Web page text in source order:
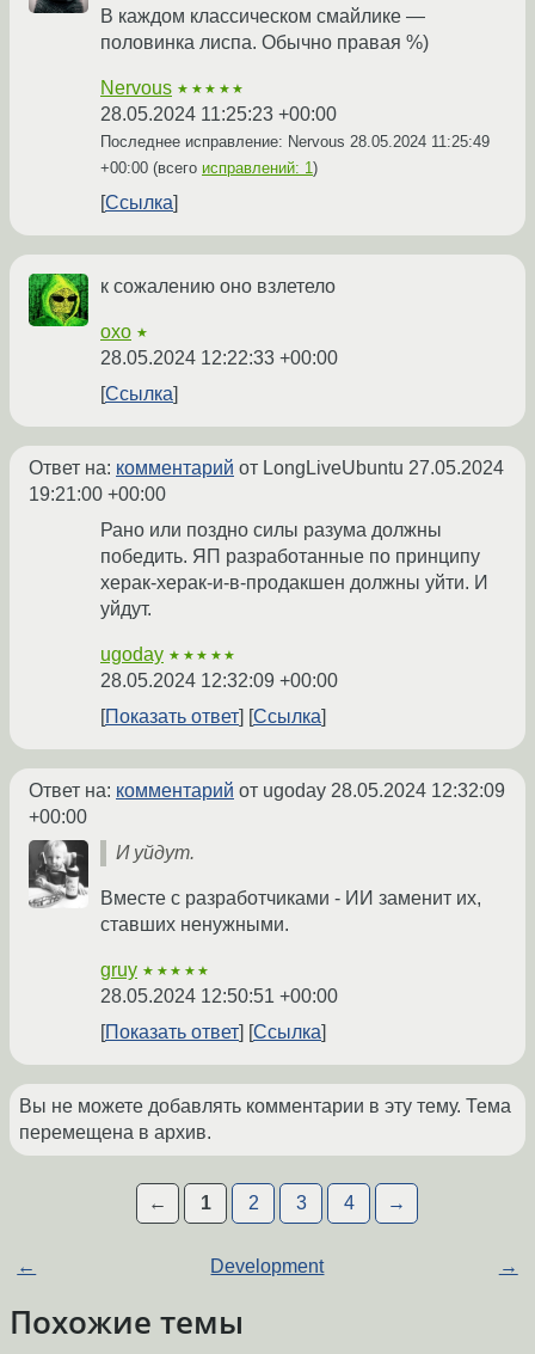
В каждом классическом смайлике —
половинка лиспа. Обычно правая %)
Nervous ★★★★★
28.05.2024 11:25:23 +00:00
Последнее исправление: Nervous 28.05.2024 11:25:49
+00:00 (всего исправлений: 1)
Ссылка
к сожалению оно взлетело
oxo ★
28.05.2024 12:22:33 +00:00
Ссылка
Ответ на: комментарий от LongLiveUbuntu 27.05.2024
19:21:00 +00:00
Рано или поздно силы разума должны
победить. ЯП разработанные по принципу
херак-херак-и-в-продакшен должны уйти. И
уйдут.
ugoday ★★★★★
28.05.2024 12:32:09 +00:00
Показать ответ
Ссылка
Ответ на: комментарий от ugoday 28.05.2024 12:32:09
+00:00
И уйдут.
Вместе с разработчиками - ИИ заменит их,
ставших ненужными.
gruy ★★★★★
28.05.2024 12:50:51 +00:00
Показать ответ
Ссылка
Вы не можете добавлять комментарии в эту тему. Тема
перемещена в архив.
← 1 2 3 4 →
← Development →
Похожие темы